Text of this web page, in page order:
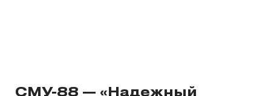
СМУ-88 — «Надежный